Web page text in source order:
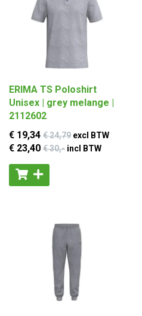
ERIMA TS Poloshirt
Unisex | grey melange |
2112602
€ 19,34 € 24,79 excl BTW
€ 23,40 € 30,- incl BTW